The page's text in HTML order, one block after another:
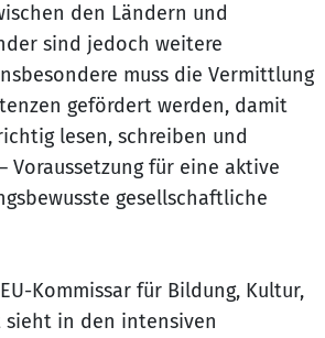
den Ländern und
sind jedoch weitere
muss die Vermittlung
gefördert werden, damit
lesen, schreiben und
Voraussetzung für eine aktive
gesellschaftliche
Kommissar für Bildung, Kultur,
sieht in den intensiven